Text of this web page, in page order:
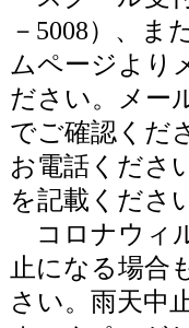
－ 5008）、ま
ムページより
ださい。メー
でご確認くだ
お電話くださ
を記載くださ
コロナウィ
止になる場合
さい。雨天中